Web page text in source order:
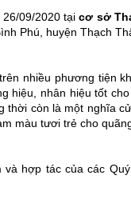
26/09/2020 tại cơ sở
Phú, huyện Thạch
nhiều phương tiện
hiệu, nhân hiệu tốt
thời còn là một nghĩa
màu tươi trẻ cho
hợp tác của các